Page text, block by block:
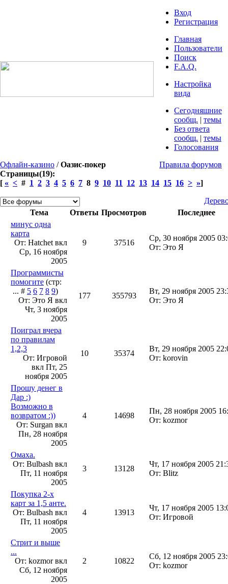
Вход
Регистрация
Главная
Пользователи
Поиск
F.A.Q.
Настройка
вида
Сегодняшние
сообщ. | темы
Без ответа
сообщ. | темы
Голосования
Офлайн-казино /Оазис-покер
Правила форумов
Страницы(19):
[ « < # 1 2 3 4 5 6 7 8 9 10 11 12 13 14 15 16 > »]
Тема
Ответы Просмотров
Последнее
минус одна
карта
От: Hatchet вкл
Ср, 16 ноября
2005
9 37516
Ср, 30 ноября 2005
От: Это Я
Программисты
помогите (стр:
... # 5 6 7 8 9)
От: Это Я вкл
Чт, 3 ноября
2005
177 355793
Вт, 29 ноября 2005
От: Это Я
Поиграл вчера
по правилам
1,2,3
От: Игровой
вкл Пт, 25
ноября 2005
10 35374
Вт, 29 ноября 2005
От: korovin
Прошу денег в
Дар :)
Возможно в
возвратом :))
От: Surgan вкл
Пн, 28 ноября
2005
4 14698
Пн, 28 ноября 2005
От: kozmor
Омаха.
От: Bulbash вкл
Пт, 11 ноября
2005
3 13128
Чт, 17 ноября 2005
От: Blitz
Покупка 2-х
карт за 1,5 анте.
От: Bulbash вкл
Пт, 11 ноября
2005
4 13913
Чт, 17 ноября 2005
От: Игровой
Стрит и выше
...
От: kozmor вкл
Сб, 12 ноября
2005
2 10822
Сб, 12 ноября 2005
От: kozmor